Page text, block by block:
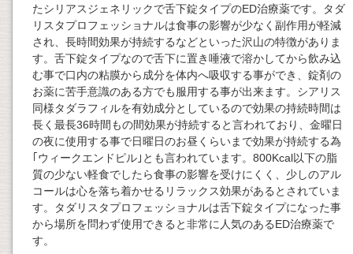
たシリアスジェネリックで舌下錠タイプのED治療薬です。タダ
リスタプロフェッショナルは食事の影響が少なく副作用が軽減
され、長時間効果が持続するなどといった沢山の特徴がありま
す。舌下錠タイプなので舌下に置き唾液で溶かしてから飲み込
む事で口内の粘膜から成分を体内へ吸収する事ができ、錠剤の
お薬に苦手意識のある方でも服用する事が出来ます。シアリス
同様タダラフィルを有効成分としているので効果の持続時間は
長く最長36時間もの間効果が持続すると言われており、金曜日
の夜に使用する事で日曜日のお昼くらいまで効果が持続する為
｢ウィークエンドピル｣とも言われています。800Kcal以下の脂
質の少ない軽食でしたら食事の影響を受けにくく、少しのアル
コールは心を落ち着かせるリラックス効果があるとされていま
す。タダリスタプロフェッショナルは舌下錠タイプになった事
から場所を問わず使用できると非常に人気のあるED治療薬で
す。